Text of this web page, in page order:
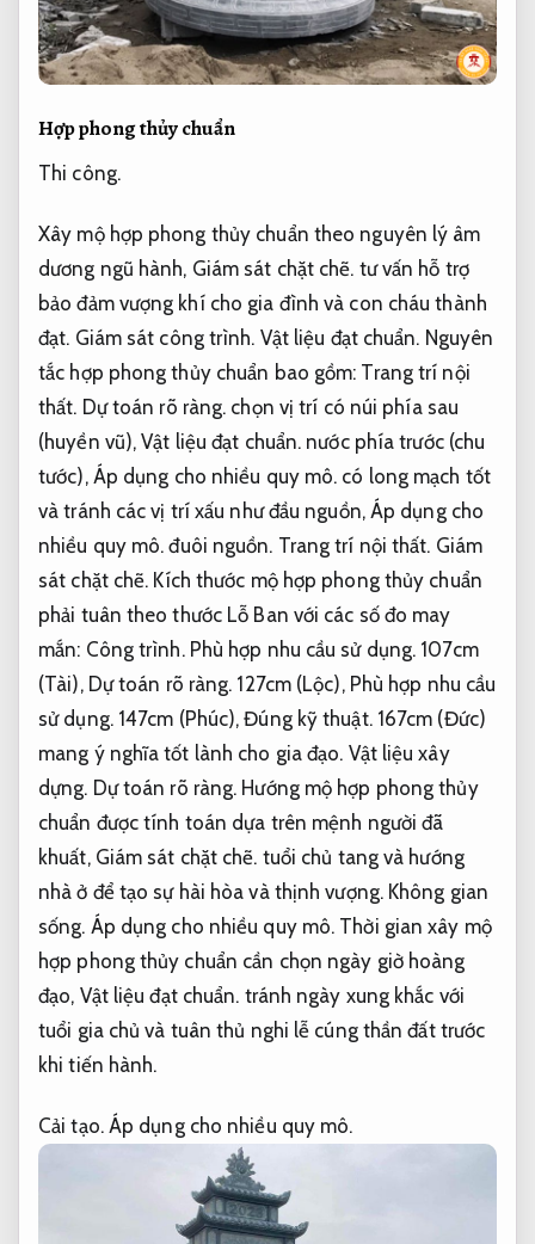
Hợp phong thủy chuẩn
Thi công.
Xây mộ hợp phong thủy chuẩn theo nguyên lý âm
dương ngũ hành, Giám sát chặt chẽ. tư vấn hỗ trợ
bảo đảm vượng khí cho gia đình và con cháu thành
đạt. Giám sát công trình. Vật liệu đạt chuẩn. Nguyên
tắc hợp phong thủy chuẩn bao gồm: Trang trí nội
thất. Dự toán rõ ràng. chọn vị trí có núi phía sau
(huyền vũ),Vật liệu đạt chuẩn. nước phía trước (chu
tước), Áp dụng cho nhiều quy mô. có long mạch tốt
và tránh các vị trí xấu như đầu nguồn, Áp dụng cho
nhiều quy mô. đuôi nguồn. Trang trí nội thất. Giám
sát chặt chẽ. Kích thước mộ hợp phong thủy chuẩn
phải tuân theo thước Lỗ Ban với các số đo may
mắn: Công trình. Phù hợp nhu cầu sử dụng. 107cm
(Tài), Dự toán rõ ràng. 127cm (Lộc), Phù hợp nhu cầu
sử dụng.147cm (Phúc),Đúng kỹ thuật.167cm (Đức)
mang ý nghĩa tốt lành cho gia đạo. Vật liệu xây
dựng. Dự toán rõ ràng. Hướng mộ hợp phong thủy
chuẩn được tính toán dựa trên mệnh người đã
khuất, Giám sát chặt chẽ. tuổi chủ tang và hướng
nhà ở để tạo sự hài hòa và thịnh vượng. Không gian
sống. Áp dụng cho nhiều quy mô. Thời gian xây mộ
hợp phong thủy chuẩn cần chọn ngày giờ hoàng
đạo, Vật liệu đạt chuẩn. tránh ngày xung khắc với
tuổi gia chủ và tuân thủ nghi lễ cúng thần đất trước
khi tiến hành.
Cải tạo. Áp dụng cho nhiều quy mô.